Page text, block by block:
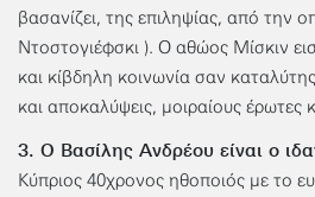
βασανίζει, της επιληψίας, από την
Ντοστογιέφσκι ). Ο αθώος Μίσκιν
και κίβδηλη κοινωνία σαν
και αποκαλύψεις, μοιραίους έρωτες
3. Ο Βασίλης Ανδρέου είναι ο
Κύπριος 40χρονος ηθοποιός με το